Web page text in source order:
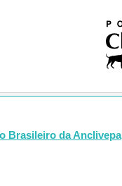
Brasileiro da Anclivepa